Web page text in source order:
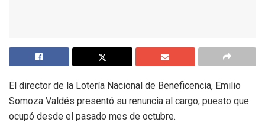
El director de la Lotería Nacional de Beneficencia, Emilio
Somoza Valdés presentó su renuncia al cargo, puesto que
ocupó desde el pasado mes de octubre.